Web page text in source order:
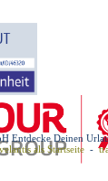
Entdecke Deinen
als Startseite -